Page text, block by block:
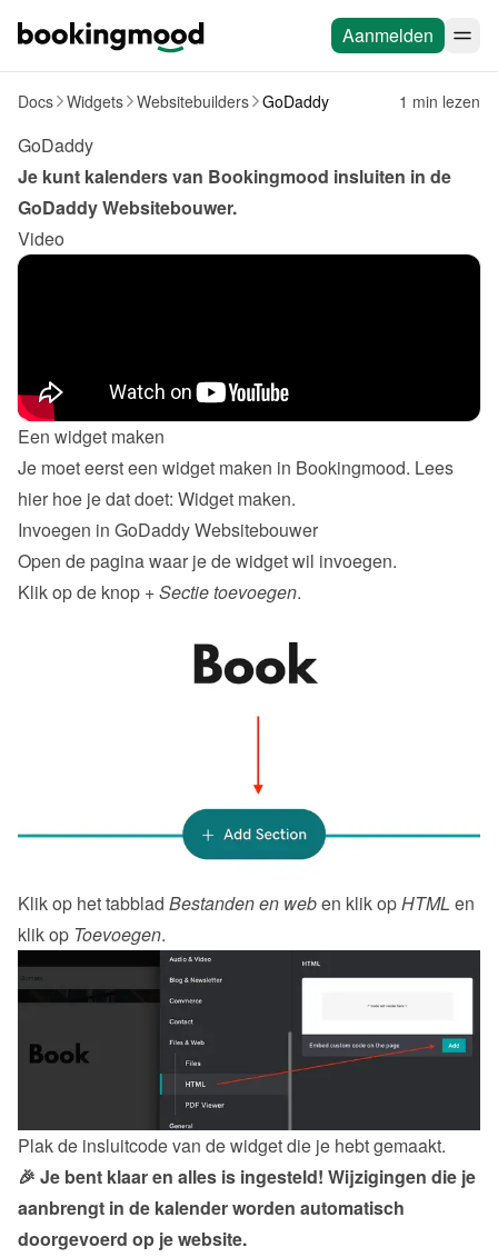
Aanmelden
Docs Widgets Websitebuilders GoDaddy 1 min lezen
GoDaddy
GoDaddy Websitebouwer.
Video
Een widget maken
Je moet eerst een widget maken in Bookingmood. Lees
hier hoe je dat doet: Widget maken.
Invoegen in GoDaddy Websitebouwer
Open de pagina waar je de widget wil invoegen.
Klik op de knop + Sectie toevoegen.
Klik op het tabblad Bestanden en web en klik op HTML en
klik op Toevoegen.
Plak de insluitcode van de widget die je hebt gemaakt.
🎉 Je bent klaar en alles is ingesteld! Wijzigingen die je
aanbrengt in de kalender worden automatisch
doorgevoerd op je website.